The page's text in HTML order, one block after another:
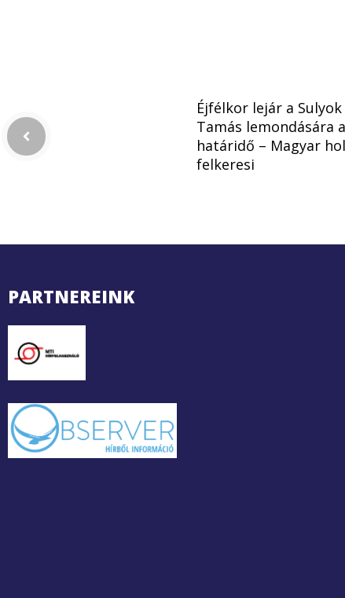
Éjfélkor lejár a Sulyok
Tamás lemondására
határidő – Magyar
felkeresi
PARTNEREINK